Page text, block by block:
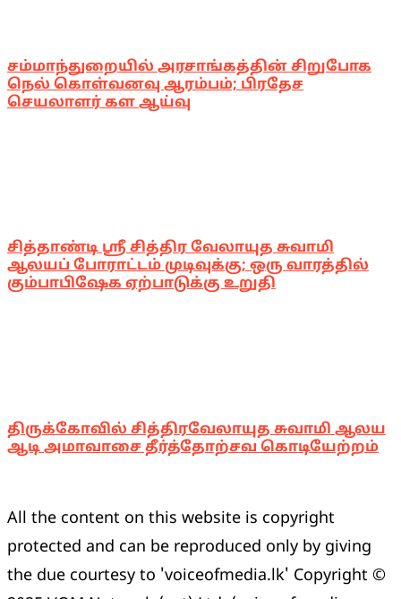
சம்மாந்துறையில் அரசாங்கத்தின் சிறுபோக
நெல் கொள்வனவு ஆரம்பம்; பிரதேச
செயலாளர் கள ஆய்வு
சித்தாண்டி ஸ்ரீ சித்திர வேலாயுத சுவாமி
ஆலயப் போராட்டம் முடிவுக்கு; ஒரு வாரத்தில்
கும்பாபிஷேக ஏற்பாடுக்கு உறுதி
திருக்கோவில் சித்திரவேலாயுத சுவாமி ஆலய
ஆடி அமாவாசை தீர்த்தோற்சவ கொடியேற்றம்
All the content on this website is copyright
protected and can be reproduced only by giving
the due courtesy to 'voiceofmedia.lk' Copyright ©